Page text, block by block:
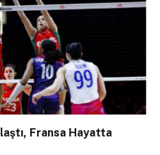
Fransa Hayatta